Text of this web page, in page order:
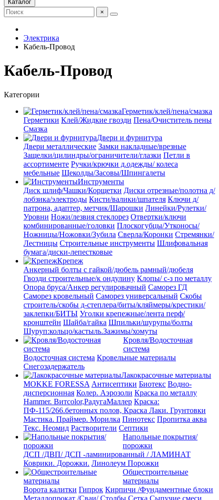
Каталог
×
Электрика
Кабель-Провод
Кабель-Провод
Категории
Герметик/клей/пена/смазка
Герметики Клей/Жидкие гвозди Пена/Очиститель пены
Смазка
Двери и фурнитура
Двери металлические Замки накладные/врезные
Защелки/цилиндры/ограничители/глазки Петли в
ассортименте Ручки/крючки д.одежды/ колеса
мебельные Щеколды/Засовы/Шпингалеты
Инструменты
Диск шлиф/Чашки/Корщетки Диски отрезные/полотна д/
лобзика/электроды Кисти/валики/шпателя Ключи д/
патрона, адаптер, метчик/Шарошки Линейки/Рулетки/
Уровни Ножи/лезвия стеклорез Отвертки/ключи
комбинированные/головки Плоскогубцы/Утконосы/
Ножницы/Ножовки/Зубила Сверла/Коронки Стремянки/
Лестницы Строительные инструменты Шлифовальная
бумага/диски-лепестковые
Крепеж
Анкерный болты с гайкой/дюбель рамный/дюбеля
Гвозди строительные/к ондулину Клопы/ с-з по металлу
Опора бруса/Анкер регулировачный Саморез ГД
Саморез кровельный Саморез универсальный Скобы
строитель/скобы д-степлера/биты/кляймеры/крестики/
заклепки/БИТЫ Уголки крепежные/лента перф/
кронштейн Шайба/гайка Шпильки/шурупы/болты
Шуруп:кольцо/кастыль.Зажимы/хомуты
Кровля/Водосточная
система
Водосточная система Кровельные материалы
Снегозадержатель
Лакокрасочные материалы
MOKKE FORESSA Антисептики Биотекс Водно-
дисперсионная Колер. Аэрозоли Краска по металлу
Hammer. Витcolor,РадугаМаллер Краска:
ПФ-115/266.бетонных полов, Краска Лаки. Грунтовки
Мастика. Праймер. Морилка Пинотекс Пропитка аква
Текс. Неомид Растворители Септики
Напольные покрытия/
порожки
ДСП /ДВП/ ДСП -ламинированный / ЛАМИНАТ
Коврики. Дорожки. Линолеум Порожки
Общестроительные
материалы
Ворота калитки Гипрок Кирпичи /Фундаментные блоки
Металлопрокат /Сваи/ Столбы Сетка Сыпучие смеси